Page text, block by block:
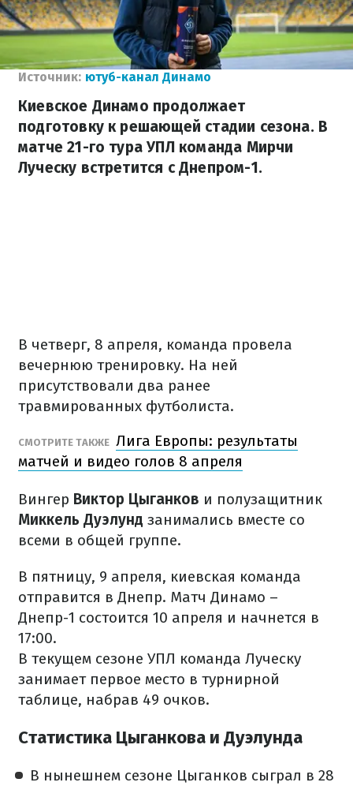
Источник: ютуб-канал Динамо
Киевское Динамо продолжает
подготовку к решающей стадии сезона. В
матче 21-го тура УПЛ команда Мирчи
Луческу встретится с Днепром-1.
В четверг, 8 апреля, команда провела
вечернюю тренировку. На ней
присутствовали два ранее
травмированных футболиста.
СМОТРИТЕ ТАКЖЕ Лига Европы: результаты
матчей и видео голов 8 апреля
Вингер Виктор Цыганков и полузащитник
Миккель Дуэлунд занимались вместе со
всеми в общей группе.
В пятницу, 9 апреля, киевская команда
отправится в Днепр. Матч Динамо –
Днепр-1 состоится 10 апреля и начнется в
17:00.
В текущем сезоне УПЛ команда Луческу
занимает первое место в турнирной
таблице, набрав 49 очков.
Статистика Цыганкова и Дуэлунда
В нынешнем сезоне Цыганков сыграл в 28